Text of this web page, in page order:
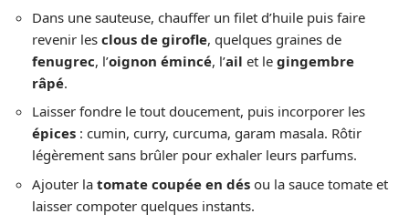
Dans une sauteuse, chauffer un filet d’huile puis faire
revenir les clous de girofle, quelques graines de
fenugrec, l’oignon émincé, l’ail et le gingembre
râpé.
Laisser fondre le tout doucement, puis incorporer les
épices : cumin, curry, curcuma, garam masala. Rôtir
légèrement sans brûler pour exhaler leurs parfums.
Ajouter la tomate coupée en dés ou la sauce tomate et
laisser compoter quelques instants.